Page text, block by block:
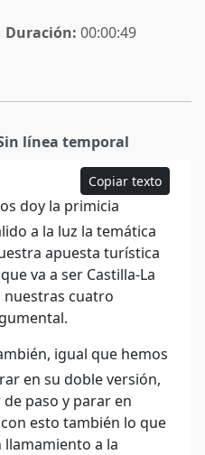
Duración: 00:00:49
línea temporal
Copiar texto
doy la primicia
a la luz la temática
apuesta turística
va a ser Castilla-La
nuestras cuatro
igual que hemos
en su doble versión,
paso y parar en
esto también lo que
llamamiento a la